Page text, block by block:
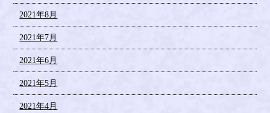
2021年8月
2021年7月
2021年6月
2021年5月
2021年4月